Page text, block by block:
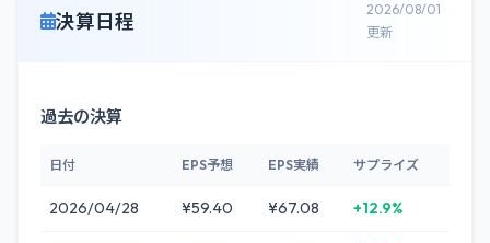
決算日程
2026/08/01
更新
過去の決算
日付 EPS予想 EPS実績 サプライズ
2026/04/28 ¥59.40 ¥67.08 +12.9%